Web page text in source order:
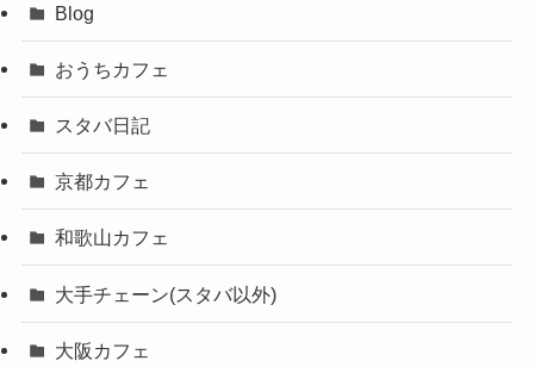
Blog
おうちカフェ
スタバ日記
京都カフェ
和歌山カフェ
大手チェーン(スタバ以外)
大阪カフェ